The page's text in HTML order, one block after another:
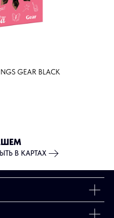
GEAR BLACK
В КАРТАХ